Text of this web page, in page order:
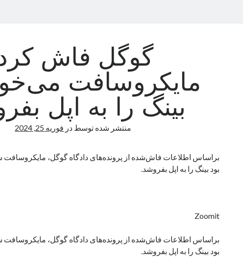
گوگل فاش
مایکروسافت
بینگ را به اپل
منتشر شده توسط در فوریه 25, 2024
بر‌اساس اطلاعات فاش‌شده از پرونده‌های دادگاه گوگل،
بود بینگ را به اپل بفروشد.
Zoomit
بر‌اساس اطلاعات فاش‌شده از پرونده‌های دادگاه گوگل،
بود بینگ را به اپل بفروشد.